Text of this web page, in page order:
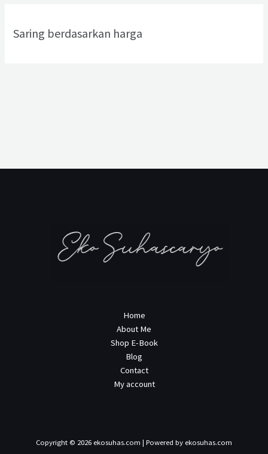
Saring berdasarkan harga
Home
About Me
Shop E-Book
Blog
Contact
My account
Copyright © 2026 ekosuhas.com | Powered by ekosuhas.com